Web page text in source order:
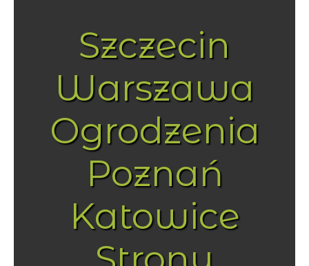
Szczecin
Warszawa
Ogrodzenia
Poznań
Katowice